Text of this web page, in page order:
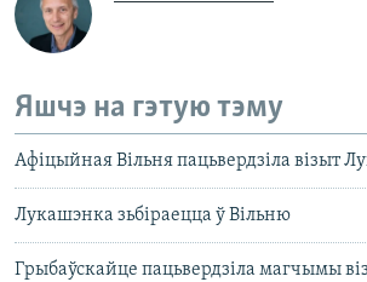
Яшчэ на гэтую тэму
Афіцыйная Вільня пацьвердзіла візыт
Лукашэнка зьбіраецца ў Вільню
Грыбаўскайце пацьвердзіла магчымы